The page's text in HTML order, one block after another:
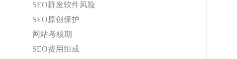
SEO群发软件风险
SEO原创保护
网站考核期
SEO费用组成